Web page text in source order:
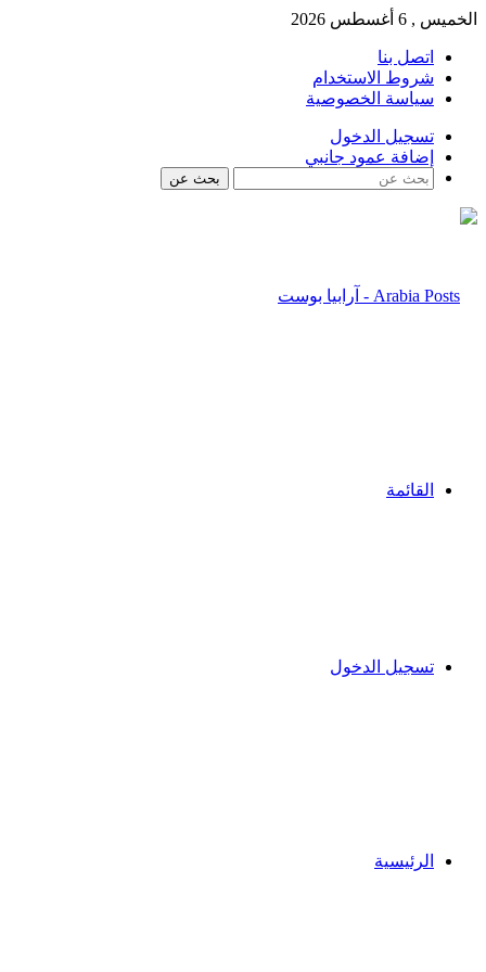
الخميس , 6 أغسطس 2026
اتصل بنا
شروط الاستخدام
سياسة الخصوصية
تسجيل الدخول
إضافة عمود جانبي
بحث عن
القائمة
تسجيل الدخول
الرئيسية